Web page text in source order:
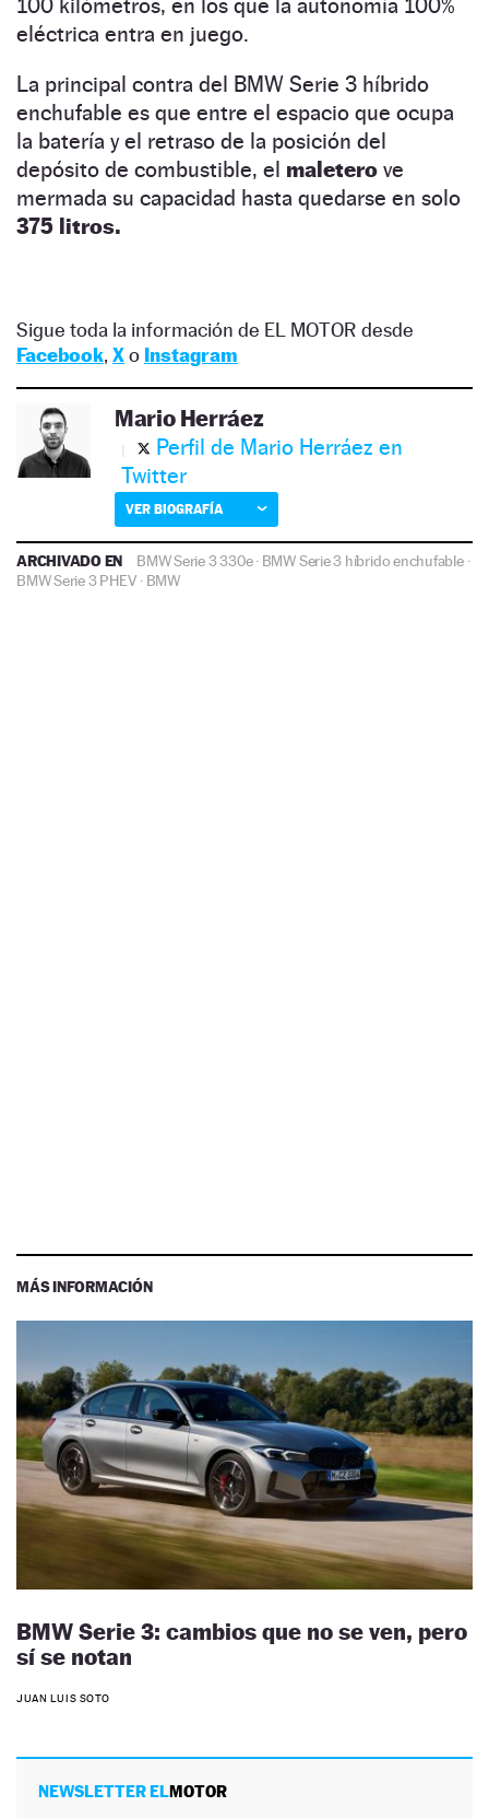
eléctrica entra en juego.
La principal contra del BMW Serie 3 híbrido
enchufable es que entre el espacio que ocupa
la batería y el retraso de la posición del
depósito de combustible, el maletero ve
mermada su capacidad hasta quedarse en solo
375 litros.
Sigue toda la información de EL MOTOR desde
Facebook, Xo Instagram
Mario Herráez
Perfil de Mario Herráez en
Twitter
VER BIOGRAFÍA
ARCHIVADO EN BMW Serie 3 330e· BMW Serie 3 híbrido enchufable·
BMW Serie 3 PHEV · BMW
MÁS INFORMACIÓN
BMW Serie 3: cambios que no se ven, pero
sí se notan
JUAN LUIS SOTO
NEWSLETTER ELMOTOR